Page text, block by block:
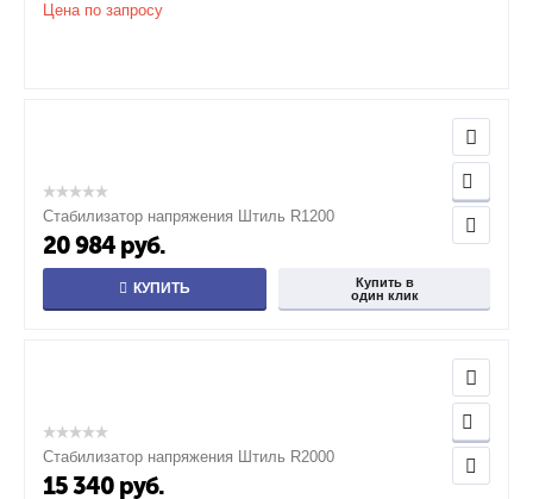
Цена по запросу
Стабилизатор напряжения Штиль R1200
20 984 руб.
КУПИТЬ
Купить в
один клик
Стабилизатор напряжения Штиль R2000
15 340 руб.